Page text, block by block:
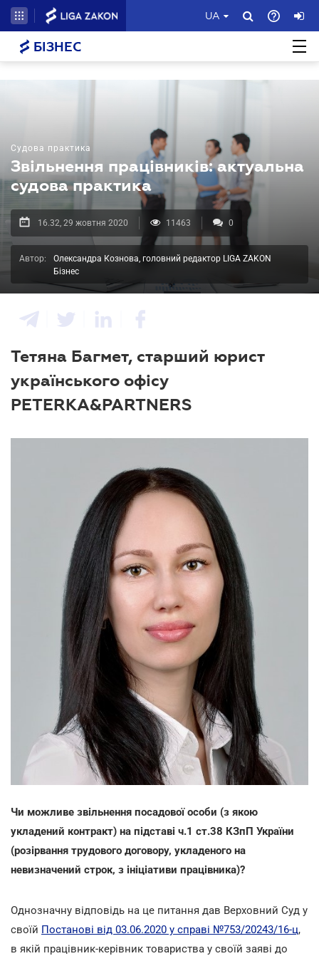
UA
БІЗНЕС
Судова практика
Звільнення працівників: актуальна
судова практика
16.32, 29 жовтня 2020 11463 0
Автор:
Олександра Кознова, головний редактор LIGA ZAKON
Бізнес
Тетяна Багмет, старший юрист
українського офісу
PETERKA&PARTNERS
Чи можливе звільнення посадової особи (з якою
укладений контракт) на підставі ч.1 ст.38 КЗпП України
(розірвання трудового договору, укладеного на
невизначений строк, з ініціативи працівника)?
Однозначну відповідь на це питання дав Верховний Суд у
своїй Постанові від 03.06.2020 у справі №753/20243/16-ц,
в якій працівник-керівник товариства у своїй заяві до